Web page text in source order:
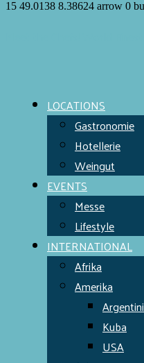
15 49.0138 8.38624 arrow 0
LOCATIONS
Gastronomie
Hotellerie
Weingut
EVENTS
Messe
Lifestyle
INTERNATIONAL
Afrika
Amerika
Kuba
USA